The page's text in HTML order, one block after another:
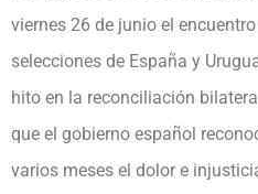
viernes 26 de junio el
selecciones de España y
hito en la reconciliación
que el gobierno español
varios meses el dolor e